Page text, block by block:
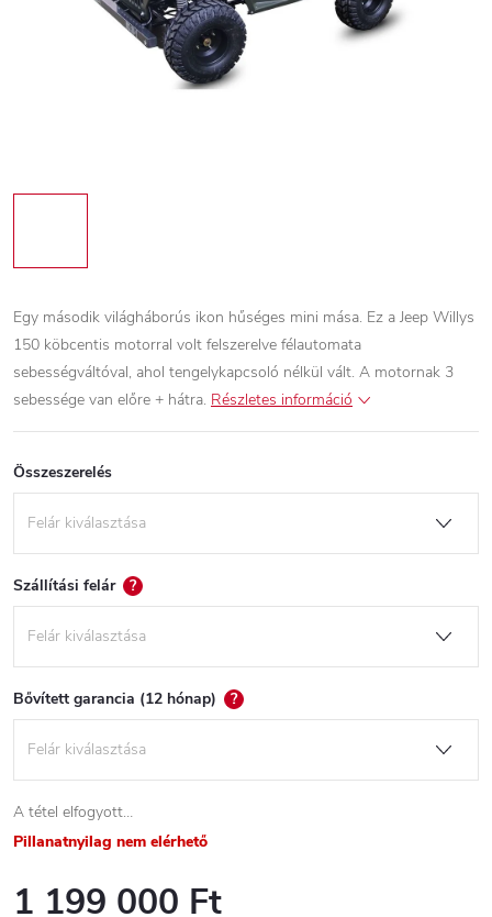
Egy második világháborús ikon hűséges mini mása. Ez a Jeep Willys
150 köbcentis motorral volt felszerelve félautomata
sebességváltóval, ahol tengelykapcsoló nélkül vált. A motornak 3
sebessége van előre + hátra. Részletes információ
Összeszerelés
Szállítási felár ?
Bővített garancia (12 hónap) ?
A tétel elfogyott…
Pillanatnyilag nem elérhető
1 199 000 Ft